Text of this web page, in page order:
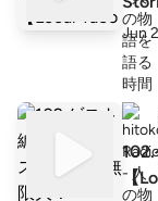
Jun
【